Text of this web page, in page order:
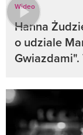
Wideo
Hanna
o udziale